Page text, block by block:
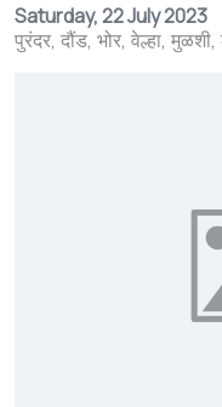
Saturday, 22 July 2023
पुरंदर दौंड भोर वेल्हा मुळशी